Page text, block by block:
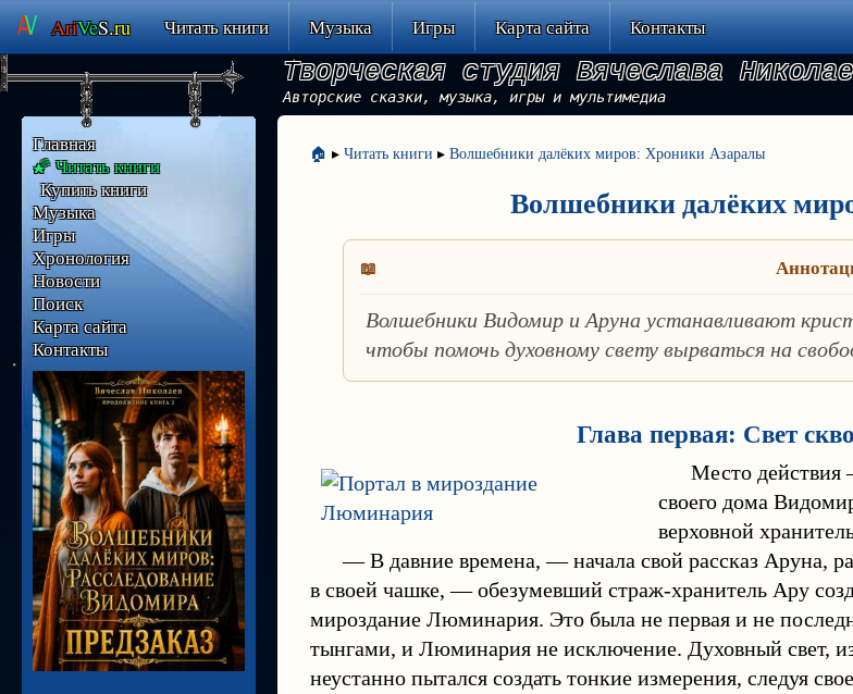
Творческая студия Вячеслава
Авторские сказки, музыка, игры и мультимедиа
AriVeS.ru Читать книги Музыка Игры Карта сайта Контакты
🏠 ▸ Читать книги ▸ Волшебники далёких миров: Хроники Азаралы
Волшебники далёких
Волшебники Видомир и Аруна устанавливают
чтобы помочь духовному свету вырваться на
Глава первая: Свет
Место действия
своего дома
верховной
— В давние времена, — начала свой рассказ Аруна,
в своей чашке, — обезумевший страж-хранитель Ару
мироздание Люминария. Это была не первая и не
тынгами, и Люминария не исключение. Духовный свет,
неустанно пытался создать тонкие измерения, следуя
Главная
🌠 Читать книги
Купить книги
Музыка
Игры
Хронология
Новости
Поиск
Карта сайта
Контакты